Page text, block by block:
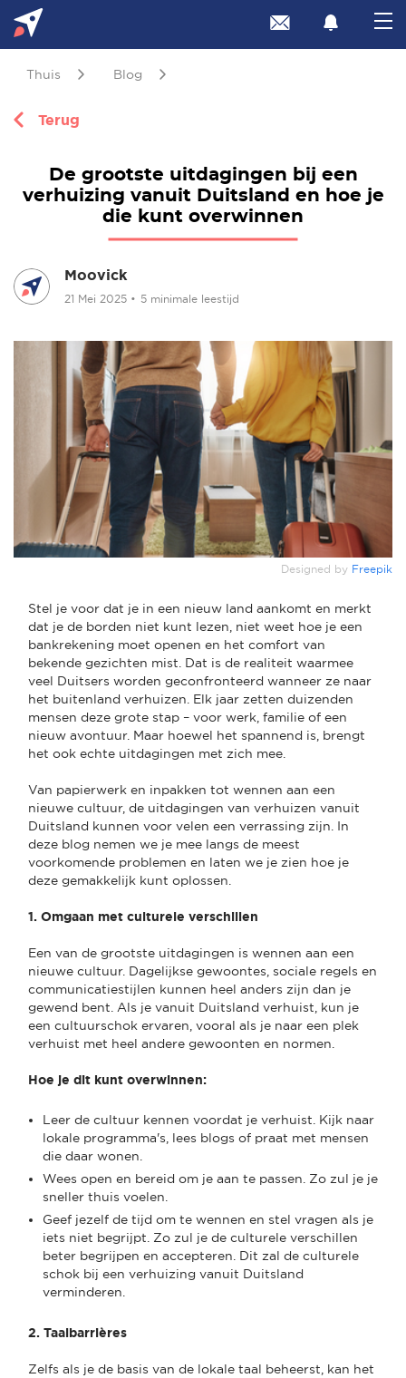
Thuis Blog
Terug
De grootste uitdagingen bij een
verhuizing vanuit Duitsland en hoe je
die kunt overwinnen
Moovick
21 Mei 2025 • 5 minimale leestijd
Designed by Freepik
Stel je voor dat je in een nieuw land aankomt en merkt
dat je de borden niet kunt lezen, niet weet hoe je een
bankrekening moet openen en het comfort van
bekende gezichten mist. Dat is de realiteit waarmee
veel Duitsers worden geconfronteerd wanneer ze naar
het buitenland verhuizen. Elk jaar zetten duizenden
mensen deze grote stap – voor werk, familie of een
nieuw avontuur. Maar hoewel het spannend is, brengt
het ook echte uitdagingen met zich mee.
Van papierwerk en inpakken tot wennen aan een
nieuwe cultuur, de uitdagingen van verhuizen vanuit
Duitsland kunnen voor velen een verrassing zijn. In
deze blog nemen we je mee langs de meest
voorkomende problemen en laten we je zien hoe je
deze gemakkelijk kunt oplossen.
1. Omgaan met culturele verschillen
Een van de grootste uitdagingen is wennen aan een
nieuwe cultuur. Dagelijkse gewoontes, sociale regels en
communicatiestijlen kunnen heel anders zijn dan je
gewend bent. Als je vanuit Duitsland verhuist, kun je
een cultuurschok ervaren, vooral als je naar een plek
verhuist met heel andere gewoonten en normen.
Hoe je dit kunt overwinnen:
Leer de cultuur kennen voordat je verhuist. Kijk naar
lokale programma's, lees blogs of praat met mensen
die daar wonen.
Wees open en bereid om je aan te passen. Zo zul je je
sneller thuis voelen.
Geef jezelf de tijd om te wennen en stel vragen als je
iets niet begrijpt. Zo zul je de culturele verschillen
beter begrijpen en accepteren. Dit zal de culturele
schok bij een verhuizing vanuit Duitsland
verminderen.
2. Taalbarrières
Zelfs als je de basis van de lokale taal beheerst, kan het